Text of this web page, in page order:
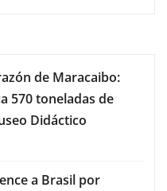
de Maracaibo:
570 toneladas de
Didáctico
a Brasil por